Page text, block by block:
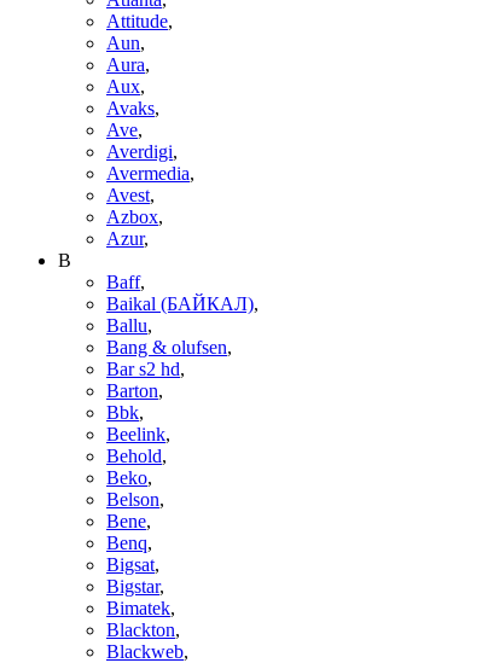
Attitude,
Aun,
Aura,
Aux,
Avaks,
Ave,
Averdigi,
Avermedia,
Avest,
Azbox,
Azur,
B
Baff,
Baikal (БАЙКАЛ),
Ballu,
Bang & olufsen,
Bar s2 hd,
Barton,
Bbk,
Beelink,
Behold,
Beko,
Belson,
Bene,
Benq,
Bigsat,
Bigstar,
Bimatek,
Blackton,
Blackweb,